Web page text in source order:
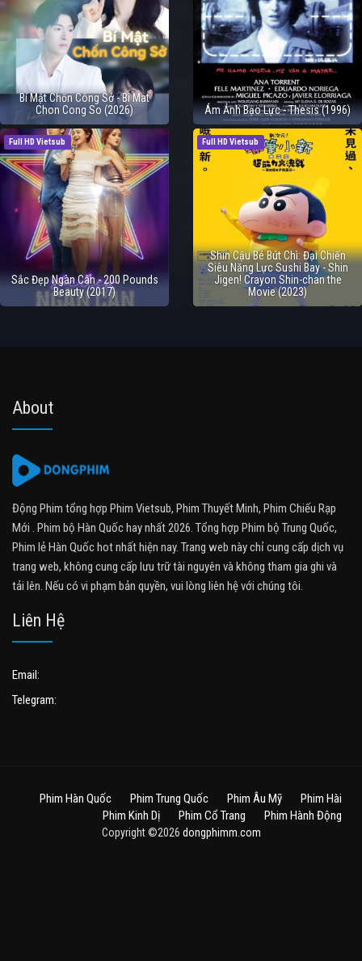
Bí Mật Chốn Công Sở - Bi Mat
Chon Cong So (2026)
Ám Ảnh Bạo Lực - Thesis (1996)
Full HD Vietsub
Sắc Đẹp Ngàn Cân - 200 Pounds
Beauty (2017)
Full HD Vietsub
Shin Cậu Bé Bút Chì: Đại Chiến
Siêu Năng Lực Sushi Bay - Shin
Jigen! Crayon Shin-chan the
Movie (2023)
About
Động Phim tổng hợp Phim Vietsub, Phim Thuyết Minh, Phim Chiếu Rạp
Mới . Phim bộ Hàn Quốc hay nhất 2026. Tổng hợp Phim bộ Trung Quốc,
Phim lẻ Hàn Quốc hot nhất hiện nay. Trang web này chỉ cung cấp dịch vụ
trang web, không cung cấp lưu trữ tài nguyên và không tham gia ghi và
tải lên. Nếu có vi phạm bản quyền, vui lòng liên hệ với chúng tôi.
Liên Hệ
Email:
Telegram:
Phim Hàn Quốc Phim Trung Quốc Phim Âu Mỹ
Phim Hài
Phim Kinh Dị
Phim Cổ Trang Phim Hành Động
Copyright ©2026 dongphimm.com